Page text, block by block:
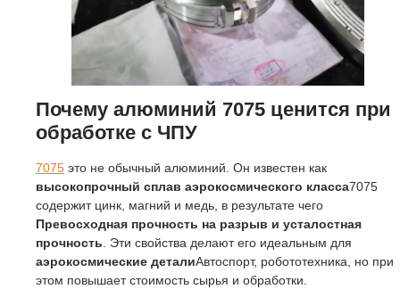
Почему алюминий 7075 ценится при
обработке с ЧПУ
7075 это не обычный алюминий. Он известен как
высокопрочный сплав аэрокосмического класса7075
содержит цинк, магний и медь, в результате чего
Превосходная прочность на разрыв и усталостная
прочность . Эти свойства делают его идеальным для
аэрокосмические деталиАвтоспорт, робототехника, но при
этом повышает стоимость сырья и обработки.